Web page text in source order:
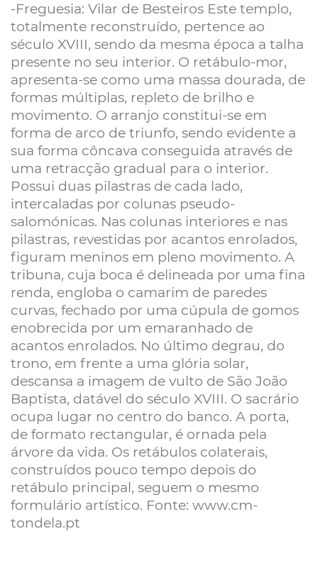
-Freguesia: Vilar de Besteiros Este templo,
totalmente reconstruído, pertence ao
século XVIII, sendo da mesma época a talha
presente no seu interior. O retábulo-mor,
apresenta-se como uma massa dourada, de
formas múltiplas, repleto de brilho e
movimento. O arranjo constitui-se em
forma de arco de triunfo, sendo evidente a
sua forma côncava conseguida através de
uma retracção gradual para o interior.
Possui duas pilastras de cada lado,
intercaladas por colunas pseudo-
salomónicas. Nas colunas interiores e nas
pilastras, revestidas por acantos enrolados,
figuram meninos em pleno movimento. A
tribuna, cuja boca é delineada por uma fina
renda, engloba o camarim de paredes
curvas, fechado por uma cúpula de gomos
enobrecida por um emaranhado de
acantos enrolados. No último degrau, do
trono, em frente a uma glória solar,
descansa a imagem de vulto de São João
Baptista, datável do século XVIII. O sacrário
ocupa lugar no centro do banco. A porta,
de formato rectangular, é ornada pela
árvore da vida. Os retábulos colaterais,
construídos pouco tempo depois do
retábulo principal, seguem o mesmo
formulário artístico. Fonte: www.cm-
tondela.pt